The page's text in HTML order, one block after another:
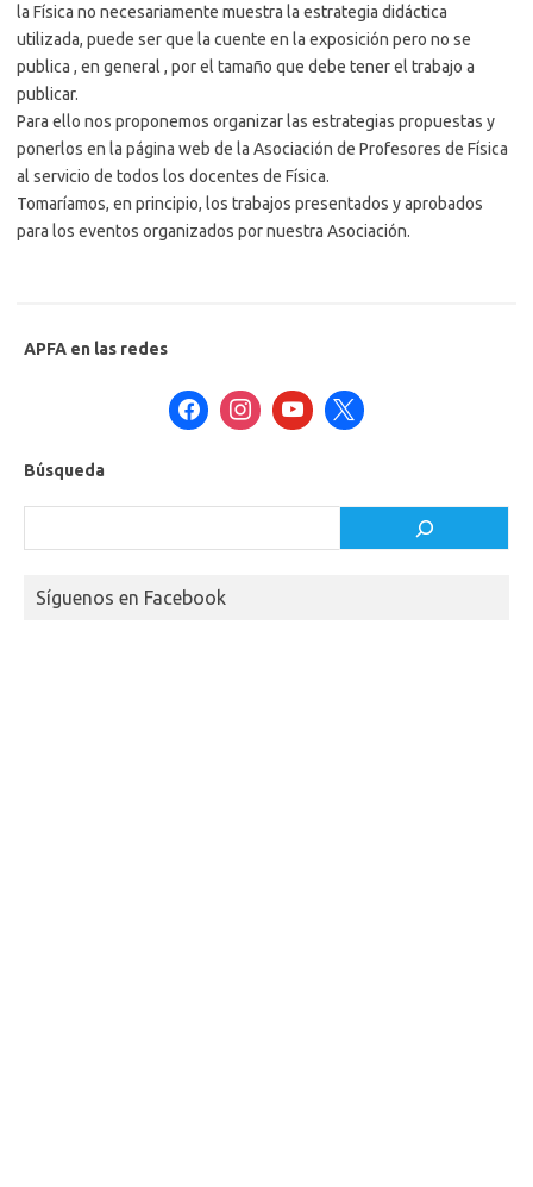
la Física no necesariamente muestra la estrategia didáctica
utilizada, puede ser que la cuente en la exposición pero no se
publica , en general , por el tamaño que debe tener el trabajo a
publicar.
Para ello nos proponemos organizar las estrategias propuestas y
ponerlos en la página web de la Asociación de Profesores de Física
al servicio de todos los docentes de Física.
Tomaríamos, en principio, los trabajos presentados y aprobados
para los eventos organizados por nuestra Asociación.
APFA en las redes
Búsqueda
Síguenos en Facebook